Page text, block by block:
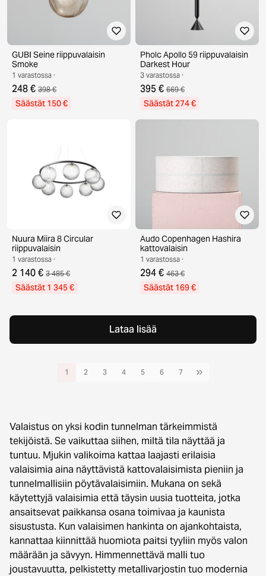
GUBI Seine riippuvalaisin
Smoke
1 varastossa ·
248 € 398 €
Säästät 150 €
Pholc Apollo 59 riippuvalaisin
Darkest Hour
3 varastossa ·
395 € 669 €
Säästät 274 €
Nuura Miira 8 Circular
riippuvalaisin
1 varastossa ·
2 140 € 3 485 €
Säästät 1 345 €
Audo Copenhagen Hashira
kattovalaisin
1 varastossa ·
294 € 463 €
Säästät 169 €
Lataa lisää
1 2 3 4 5 6 7
Valaistus on yksi kodin tunnelman tärkeimmistä
tekijöistä. Se vaikuttaa siihen, miltä tila näyttää ja
tuntuu. Mjukin valikoima kattaa laajasti erilaisia
valaisimia aina näyttävistä kattovalaisimista pieniin ja
tunnelmallisiin pöytävalaisimiin. Mukana on sekä
käytettyjä valaisimia että täysin uusia tuotteita, jotka
ansaitsevat paikkansa osana toimivaa ja kaunista
sisustusta. Kun valaisimen hankinta on ajankohtaista,
kannattaa kiinnittää huomiota paitsi tyyliin myös valon
määrään ja sävyyn. Himmennettävä malli tuo
joustavuutta, pelkistetty metallivarjostin tuo modernia